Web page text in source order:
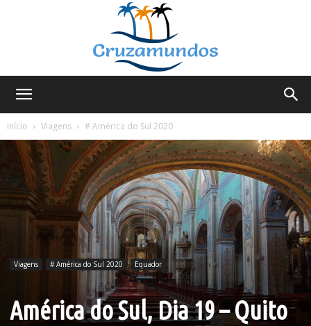
Início
Viagens # América do Sul 2020
Viagens # América do Sul 2020 Equador
América do Sul, Dia 19 – Quito